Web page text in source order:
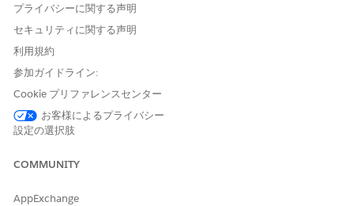
flow-based action.
Admins can use only the predefined Lightning Web
Component-based actions to create search result actions.
Use a user-friendly name for the flow or Lightning web
send emails to customers, name it Send Email.
プライバシーに関する声明
セキュリティに関する声明
利用規約
参加ガイドライン:
Cookie プリファレンスセンター
お客様によるプライバシー
設定の選択肢
COMMUNITY
AppExchange